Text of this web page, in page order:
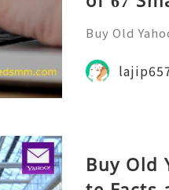
Buy Old
for many
ine
Buy Old